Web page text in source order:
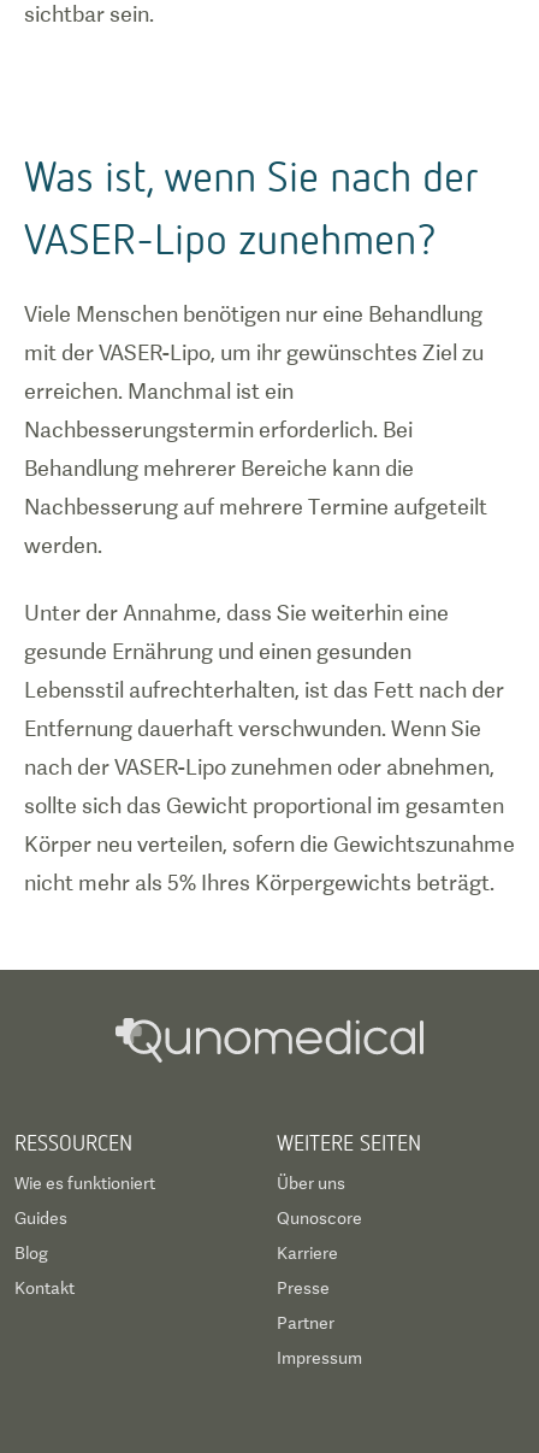
sichtbar sein.
Was ist, wenn Sie nach der
VASER-Lipo zunehmen?
Viele Menschen benötigen nur eine Behandlung
mit der VASER-Lipo, um ihr gewünschtes Ziel zu
erreichen. Manchmal ist ein
Nachbesserungstermin erforderlich. Bei
Behandlung mehrerer Bereiche kann die
Nachbesserung auf mehrere Termine aufgeteilt
werden.
Unter der Annahme, dass Sie weiterhin eine
gesunde Ernährung und einen gesunden
Lebensstil aufrechterhalten, ist das Fett nach der
Entfernung dauerhaft verschwunden. Wenn Sie
nach der VASER-Lipo zunehmen oder abnehmen,
sollte sich das Gewicht proportional im gesamten
Körper neu verteilen, sofern die Gewichtszunahme
nicht mehr als 5% Ihres Körpergewichts beträgt.
RESSOURCEN
Wie es funktioniert
Guides
Blog
Kontakt
WEITERE SEITEN
Über uns
Qunoscore
Karriere
Presse
Partner
Impressum